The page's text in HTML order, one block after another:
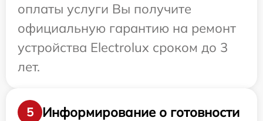
оплаты услуги Вы получите
официальную гарантию на ремонт
устройства Electrolux сроком до 3
лет.
5
Информирование о готовности